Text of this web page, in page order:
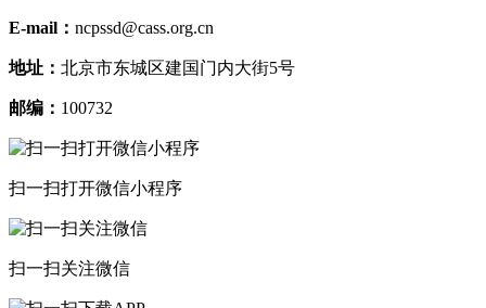
E-mail： ncpssd@cass.org.cn
地址： 北京市东城区建国门内大街5号
邮编： 100732
扫一扫打开微信小程序
扫一扫关注微信